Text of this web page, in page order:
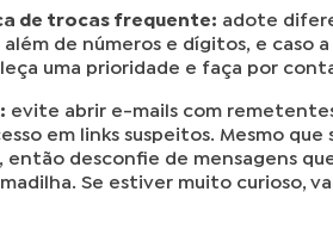
de trocas frequente: adote
além de números e dígitos, e caso
uma prioridade e faça por
evite abrir e-mails com
em links suspeitos. Mesmo
então desconfie de mensagens
Se estiver muito curioso,